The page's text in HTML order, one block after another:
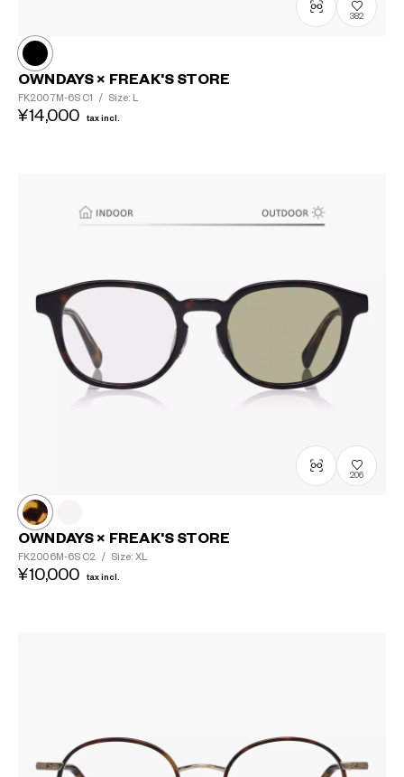
382
OWNDAYS × FREAK'S STORE
FK2007M-6S C1 / Size: L
¥14,000 tax incl.
206
OWNDAYS × FREAK'S STORE
FK2006M-6S C2 / Size: XL
¥10,000 tax incl.